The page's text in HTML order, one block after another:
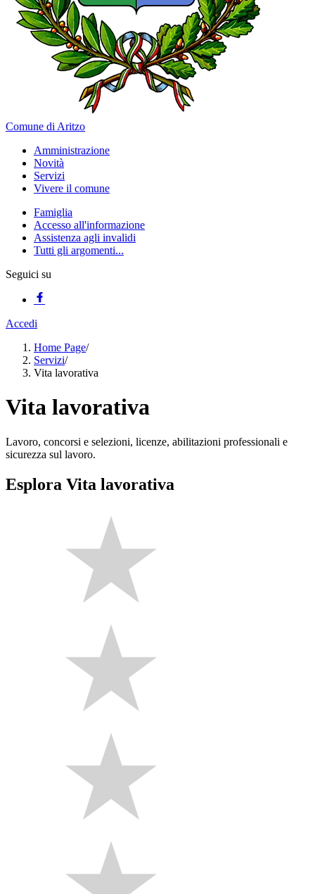
Comune di Aritzo
Amministrazione
Novità
Servizi
Vivere il comune
Famiglia
Accesso all'informazione
Assistenza agli invalidi
Tutti gli argomenti...
Seguici su
Accedi
Home Page/
Servizi/
Vita lavorativa
Vita lavorativa
Lavoro, concorsi e selezioni, licenze, abilitazioni professionali e
sicurezza sul lavoro.
Esplora Vita lavorativa